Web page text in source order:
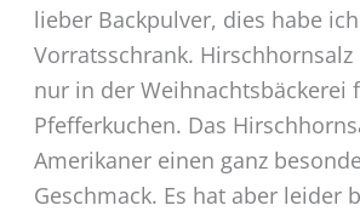
lieber Backpulver, dies habe
Vorratsschrank. Hirschhornsalz
nur in der Weihnachtsbäckerei
Pfefferkuchen. Das
Amerikaner einen ganz
Geschmack. Es hat aber leider